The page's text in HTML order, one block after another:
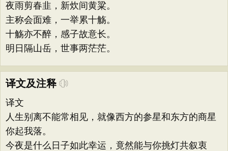
夜雨剪春韭，新炊间黄粱。
主称会面难，一举累十觞。
十觞亦不醉，感子故意长。
明日隔山岳，世事两茫茫。
译文及注释
译文
人生别离不能常相见，就像西方的参星和东方的商星
你起我落。
今夜是什么日子如此幸运，竟然能与你挑灯共叙衷